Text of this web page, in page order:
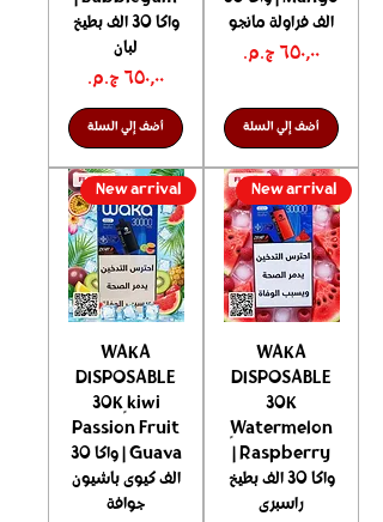
الف فراولة مانجو
السعر
أضف إلي السلة
واكا 30 الف بطيخ
لبان
السعر
أضف إلي السلة
New arrival
WAKA
DISPOSABLE
30K
ٍWatermelon
Raspberry |
واكا 30 الف بطيخ
راسبرى
New arrival
WAKA
DISPOSABLE
30K ٍkiwi
Passion Fruit
Guava | واكا 30
الف كيوى باشيون
جوافة